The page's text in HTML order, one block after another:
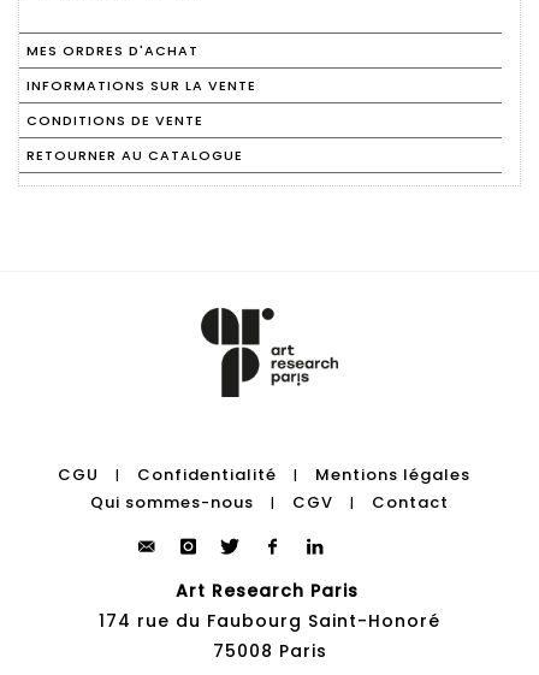
MES ORDRES D'ACHAT
INFORMATIONS SUR LA VENTE
CONDITIONS DE VENTE
RETOURNER AU CATALOGUE
CGU | Confidentialité |
Mentions légales
Qui sommes-nous
| CGV | Contact
Art Research Paris
174 rue du Faubourg Saint-Honoré
75008 Paris